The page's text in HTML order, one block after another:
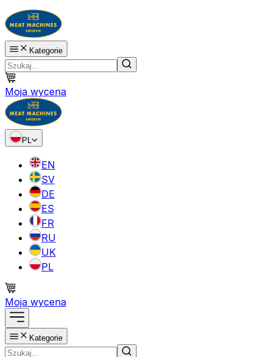
Kategorie
Moja wycena
PL
EN
SV
DE
ES
FR
RU
UK
PL
Moja wycena
Kategorie